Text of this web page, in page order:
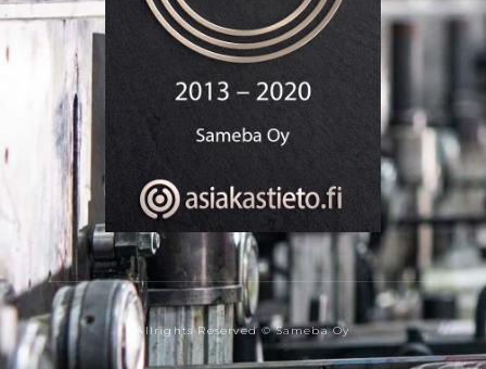
Allrights Reserved © Sameba Oy